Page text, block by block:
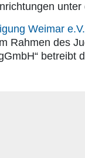
Weimar
Rahmen des
betreibt